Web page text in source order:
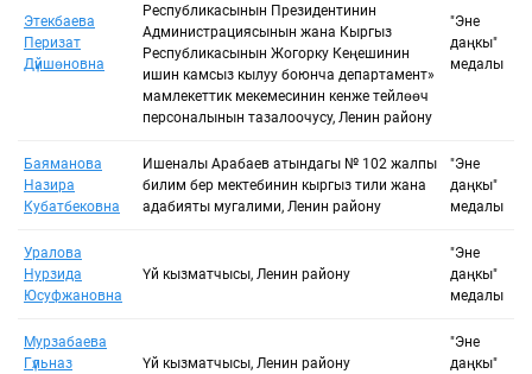
Этекбаева
Перизат
Дүйшөновна
Республикасынын Президентинин
Администрациясынын жана Кыргыз
Республикасынын Жогорку Кеңешинин
ишин камсыз кылуу боюнча департамент»
мамлекеттик мекемесинин кенже тейлөөчү
персоналынын тазалоочусу, Ленин району
"Эне
даңкы"
медалы
Баяманова
Назира
Кубатбековна
Ишеналы Арабаев атындагы № 102 жалпы
билим берүү мектебинин кыргыз тили жана
адабияты мугалими, Ленин району
"Эне
даңкы"
медалы
Уралова
Нурзида
Юсуфжановна
Үй кызматчысы, Ленин району
"Эне
даңкы"
медалы
Мурзабаева
Гүльназ
Үй кызматчысы, Ленин району
"Эне
даңкы"